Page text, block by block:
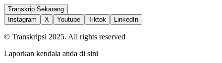
Transkrip Sekarang
Instagram
X Youtube Tiktok LinkedIn
© Transkripsi 2025. All rights reserved
Laporkan kendala anda di sini